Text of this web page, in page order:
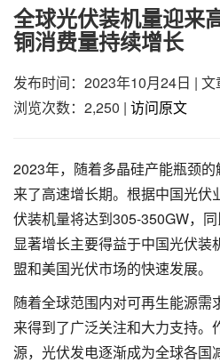
全球光伏装机量迎来
铜消费量持续增长
发布时间：2023年10月24日 | 文
浏览次数：2,250 | 访问原文
2023年，随着多晶硅产能瓶颈
来了高速增长期。根据中国光伏
伏装机量将达到305-350GW，
显著增长主要得益于中国光伏装
盟和美国光伏市场的快速发展。
随着全球范围内对可再生能源需
来得到了广泛关注和大力支持。
源，光伏发电逐渐成为全球各国